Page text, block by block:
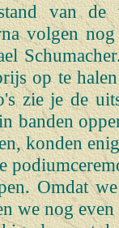
van
volgen
op te
zie je de
banden
konden
Omdat
we nog